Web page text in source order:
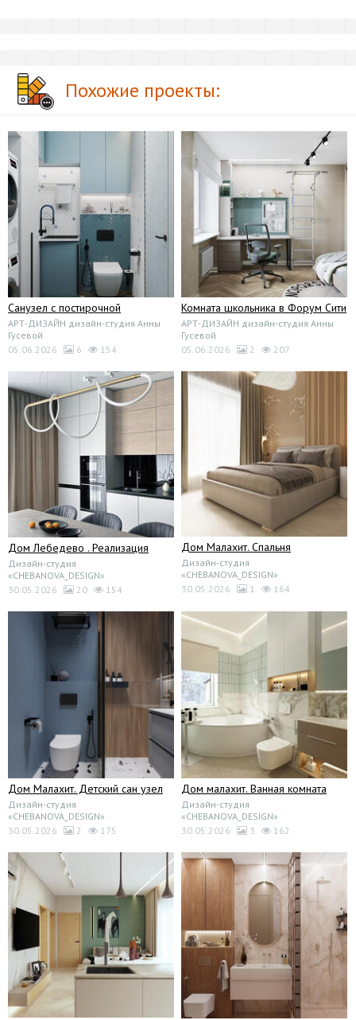
Похожие проекты:
Санузел с постирочной
АРТ-ДИЗАЙН дизайн-студия Анны
Гусевой
05.06.2026
6 154
Комната школьника в Форум Сити
АРТ-ДИЗАЙН дизайн-студия Анны
Гусевой
05.06.2026
2 207
Дом Лебедево . Реализация
Дизайн-студия
«CHEBANOVA_DESIGN»
30.05.2026
20 154
Дом Малахит. Спальня
Дизайн-студия
«CHEBANOVA_DESIGN»
30.05.2026
1 164
Дом Малахит. Детский сан узел
Дизайн-студия
«CHEBANOVA_DESIGN»
30.05.2026
2 175
Дом малахит. Ванная комната
Дизайн-студия
«CHEBANOVA_DESIGN»
30.05.2026
3 162